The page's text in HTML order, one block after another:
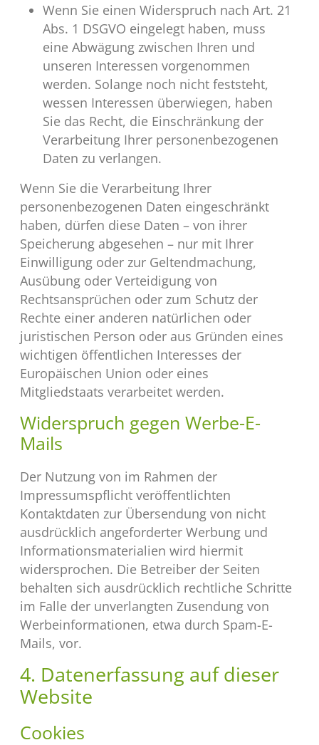
Wenn Sie einen Widerspruch nach Art. 21
Abs. 1 DSGVO eingelegt haben, muss
eine Abwägung zwischen Ihren und
unseren Interessen vorgenommen
werden. Solange noch nicht feststeht,
wessen Interessen überwiegen, haben
Sie das Recht, die Einschränkung der
Verarbeitung Ihrer personenbezogenen
Daten zu verlangen.
Wenn Sie die Verarbeitung Ihrer
personenbezogenen Daten eingeschränkt
haben, dürfen diese Daten – von ihrer
Speicherung abgesehen – nur mit Ihrer
Einwilligung oder zur Geltendmachung,
Ausübung oder Verteidigung von
Rechtsansprüchen oder zum Schutz der
Rechte einer anderen natürlichen oder
juristischen Person oder aus Gründen eines
wichtigen öffentlichen Interesses der
Europäischen Union oder eines
Mitgliedstaats verarbeitet werden.
Widerspruch gegen Werbe-E-
Mails
Der Nutzung von im Rahmen der
Impressumspflicht veröffentlichten
Kontaktdaten zur Übersendung von nicht
ausdrücklich angeforderter Werbung und
Informationsmaterialien wird hiermit
widersprochen. Die Betreiber der Seiten
behalten sich ausdrücklich rechtliche Schritte
im Falle der unverlangten Zusendung von
Werbeinformationen, etwa durch Spam-E-
Mails, vor.
4. Datenerfassung auf dieser
Website
Cookies